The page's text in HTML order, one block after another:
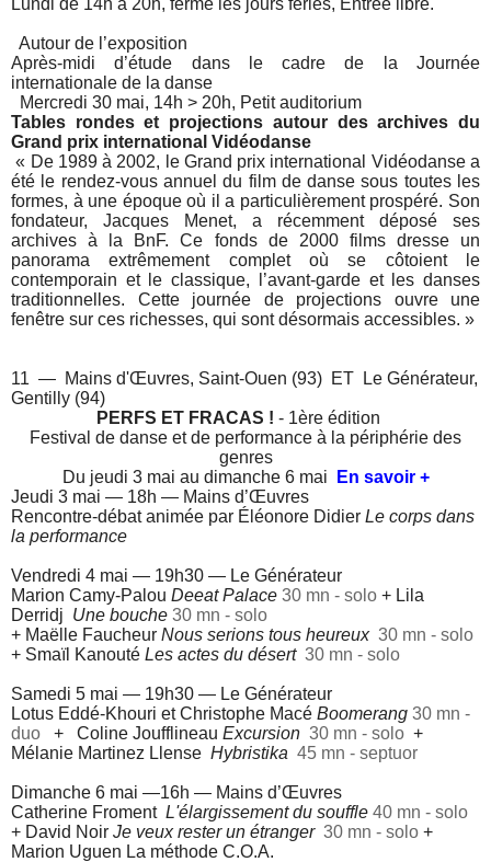
Autour de l’exposition
Après-midi d’étude dans le cadre de la Journée
internationale de la danse
Mercredi 30 mai, 14h > 20h, Petit auditorium
Tables rondes et projections autour des archives du
Grand prix international Vidéodanse
« De 1989 à 2002, le Grand prix international Vidéodanse a
été le rendez-vous annuel du film de danse sous toutes les
formes, à une époque où il a particulièrement prospéré. Son
fondateur, Jacques Menet, a récemment déposé ses
archives à la BnF. Ce fonds de 2000 films dresse un
panorama extrêmement complet où se côtoient le
contemporain et le classique, l’avant-garde et les danses
traditionnelles. Cette journée de projections ouvre une
fenêtre sur ces richesses, qui sont désormais accessibles. »
11 — Mains d'Œuvres, Saint-Ouen (93) ET Le Générateur,
Gentilly (94)
PERFS ET FRACAS ! - 1ère édition
Festival de danse et de performance à la périphérie des
genres
Du jeudi 3 mai au dimanche 6 mai
En savoir +
Jeudi 3 mai — 18h — Mains d’Œuvres
Rencontre-débat animée par Éléonore Didier Le corps dans
la performance
Vendredi 4 mai — 19h30 — Le Générateur
Marion Camy-Palou Deeat Palace 30 mn - solo + Lila
Derridj Une bouche 30 mn - solo
+ Maëlle Faucheur Nous serions tous heureux 30 mn - solo
+ Smaïl Kanouté Les actes du désert 30 mn - solo
Samedi 5 mai — 19h30 — Le Générateur
Lotus Eddé-Khouri et Christophe Macé Boomerang 30 mn -
duo + Coline Joufflineau Excursion 30 mn - solo +
Mélanie Martinez Llense Hybristika 45 mn - septuor
Dimanche 6 mai —16h — Mains d’Œuvres
Catherine Froment L'élargissement du souffle 40 mn - solo
+ David Noir Je veux rester un étranger 30 mn - solo +
Marion Uguen La méthode C.O.A.